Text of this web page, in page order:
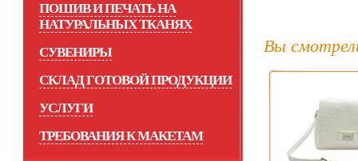
ПОШИВ И ПЕЧАТЬ НА
НАТУРАЛЬНЫХ ТКАНЯХ
СУВЕНИРЫ
СКЛАД ГОТОВОЙ ПРОДУКЦИИ
УСЛУГИ
ТРЕБОВАНИЯ К МАКЕТАМ
Вы